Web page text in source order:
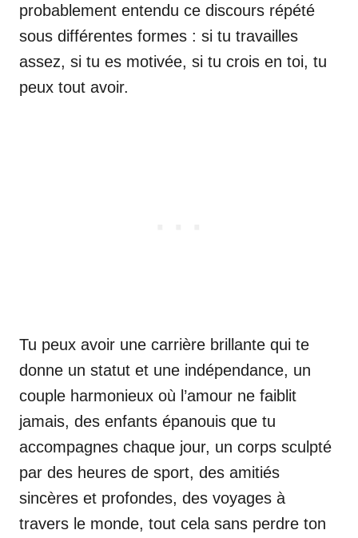
probablement entendu ce discours répété
sous différentes formes : si tu travailles
assez, si tu es motivée, si tu crois en toi, tu
peux tout avoir.
Tu peux avoir une carrière brillante qui te
donne un statut et une indépendance, un
couple harmonieux où l’amour ne faiblit
jamais, des enfants épanouis que tu
accompagnes chaque jour, un corps sculpté
par des heures de sport, des amitiés
sincères et profondes, des voyages à
travers le monde, tout cela sans perdre ton